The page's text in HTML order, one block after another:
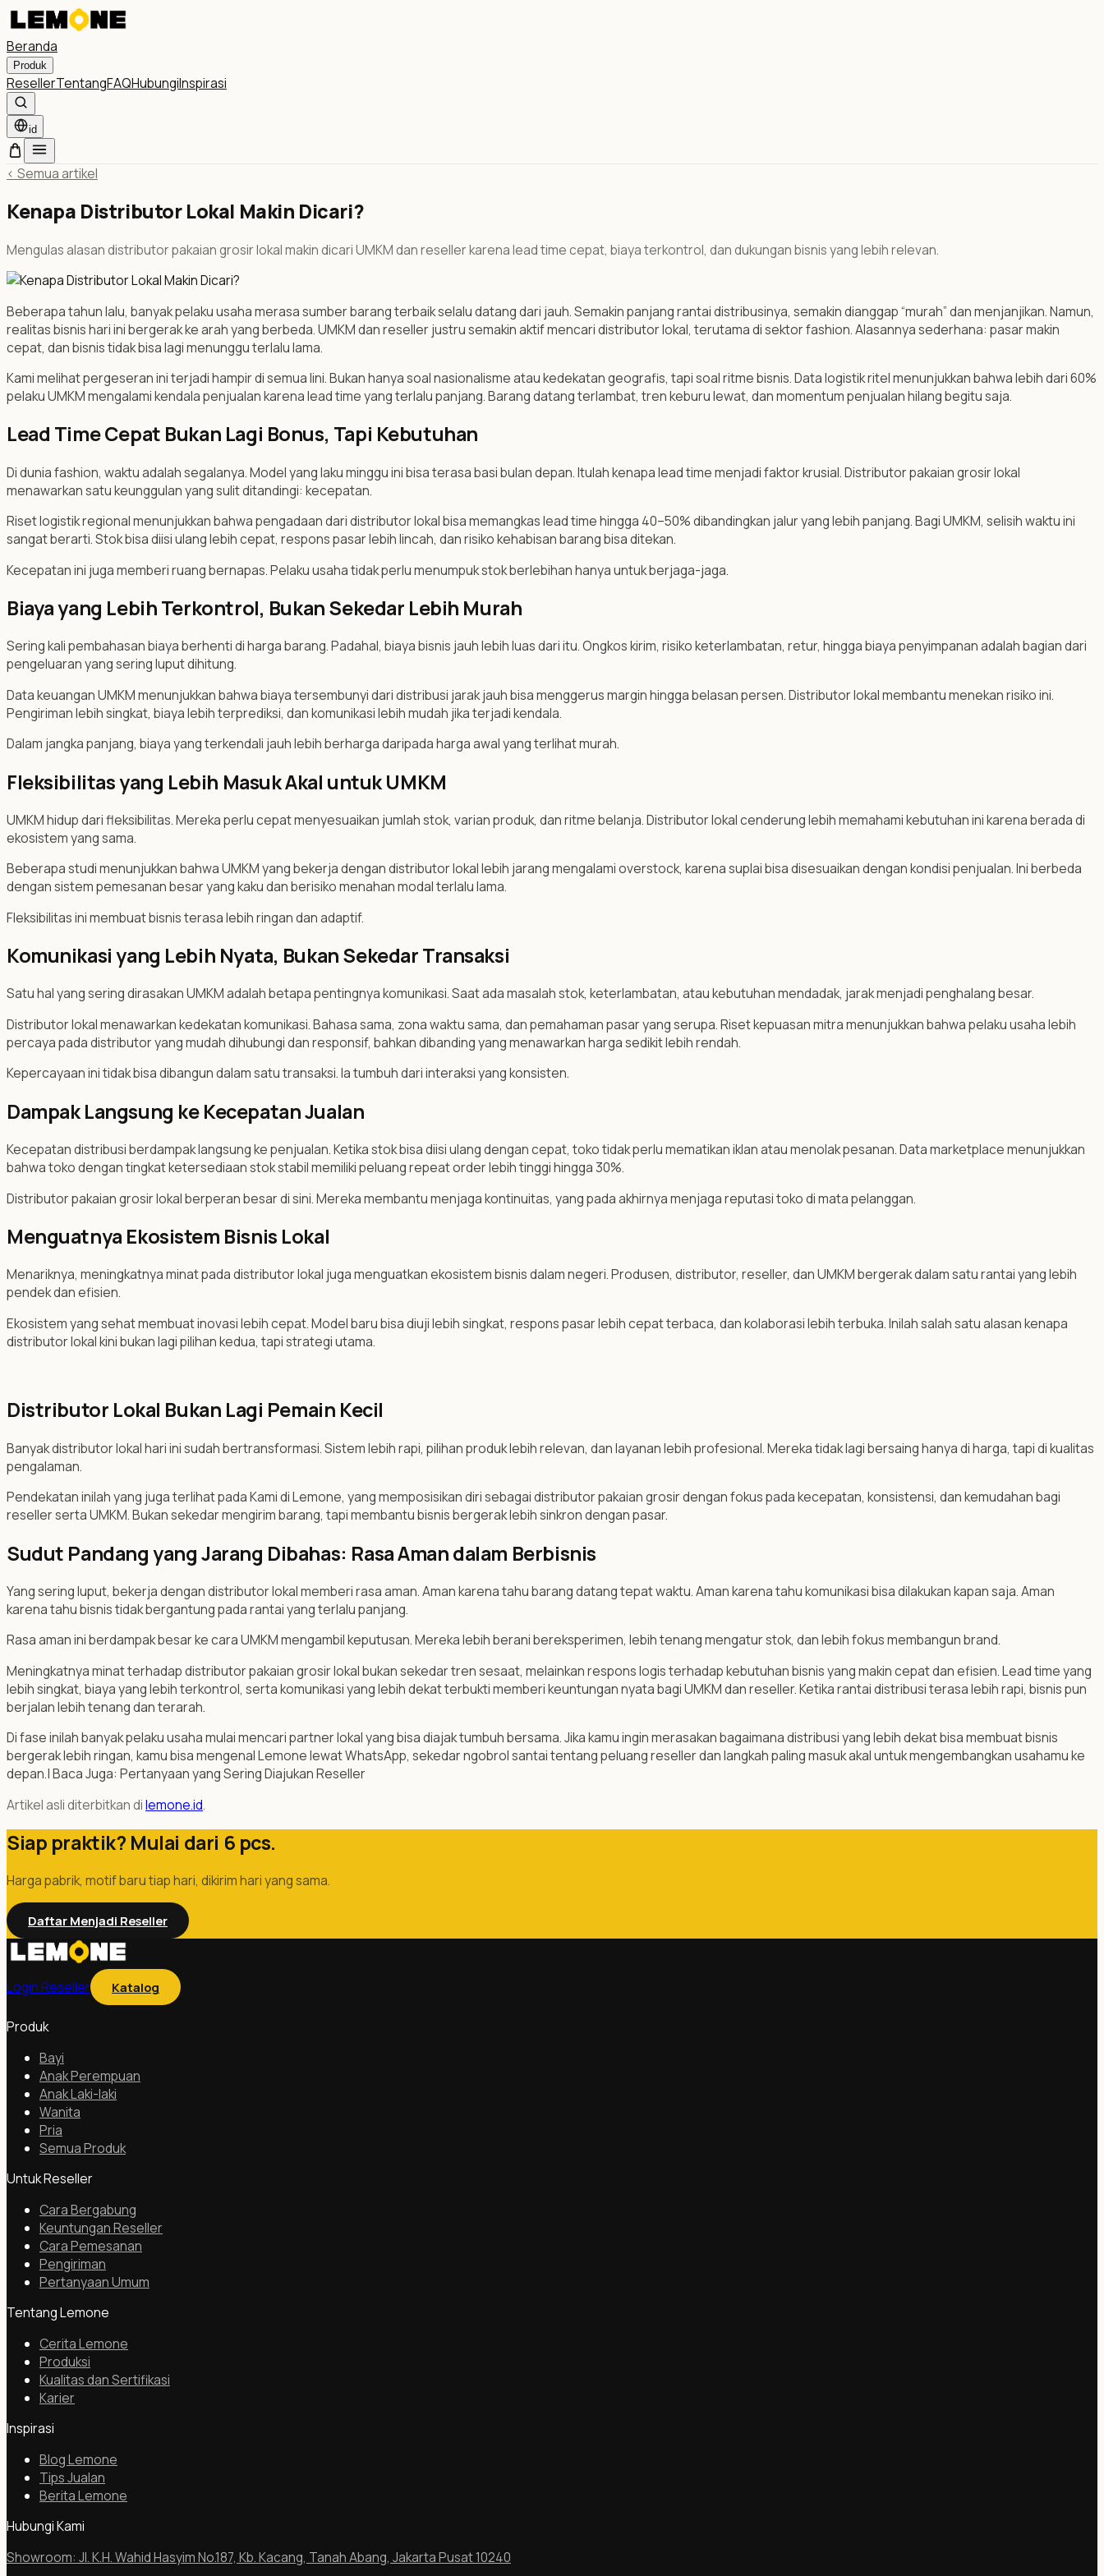
Beranda
Produk
ResellerTentangFAQHubungiInspirasi
id
< Semua artikel
Kenapa Distributor Lokal Makin Dicari?
Mengulas alasan distributor pakaian grosir lokal makin dicari UMKM dan reseller karena lead time cepat, biaya terkontrol, dan dukungan bisnis yang lebih relevan.
Beberapa tahun lalu, banyak pelaku usaha merasa sumber barang terbaik selalu datang dari jauh. Semakin panjang rantai distribusinya, semakin dianggap “murah” dan menjanjikan. Namun,
realitas bisnis hari ini bergerak ke arah yang berbeda. UMKM dan reseller justru semakin aktif mencari distributor lokal, terutama di sektor fashion. Alasannya sederhana: pasar makin
cepat, dan bisnis tidak bisa lagi menunggu terlalu lama.
Kami melihat pergeseran ini terjadi hampir di semua lini. Bukan hanya soal nasionalisme atau kedekatan geografis, tapi soal ritme bisnis. Data logistik ritel menunjukkan bahwa lebih dari 60%
pelaku UMKM mengalami kendala penjualan karena lead time yang terlalu panjang. Barang datang terlambat, tren keburu lewat, dan momentum penjualan hilang begitu saja.
Lead Time Cepat Bukan Lagi Bonus, Tapi Kebutuhan
Di dunia fashion, waktu adalah segalanya. Model yang laku minggu ini bisa terasa basi bulan depan. Itulah kenapa lead time menjadi faktor krusial. Distributor pakaian grosir lokal
menawarkan satu keunggulan yang sulit ditandingi: kecepatan.
Riset logistik regional menunjukkan bahwa pengadaan dari distributor lokal bisa memangkas lead time hingga 40–50% dibandingkan jalur yang lebih panjang. Bagi UMKM, selisih waktu ini
sangat berarti. Stok bisa diisi ulang lebih cepat, respons pasar lebih lincah, dan risiko kehabisan barang bisa ditekan.
Kecepatan ini juga memberi ruang bernapas. Pelaku usaha tidak perlu menumpuk stok berlebihan hanya untuk berjaga-jaga.
Biaya yang Lebih Terkontrol, Bukan Sekedar Lebih Murah
Sering kali pembahasan biaya berhenti di harga barang. Padahal, biaya bisnis jauh lebih luas dari itu. Ongkos kirim, risiko keterlambatan, retur, hingga biaya penyimpanan adalah bagian dari
pengeluaran yang sering luput dihitung.
Data keuangan UMKM menunjukkan bahwa biaya tersembunyi dari distribusi jarak jauh bisa menggerus margin hingga belasan persen. Distributor lokal membantu menekan risiko ini.
Pengiriman lebih singkat, biaya lebih terprediksi, dan komunikasi lebih mudah jika terjadi kendala.
Dalam jangka panjang, biaya yang terkendali jauh lebih berharga daripada harga awal yang terlihat murah.
Fleksibilitas yang Lebih Masuk Akal untuk UMKM
UMKM hidup dari fleksibilitas. Mereka perlu cepat menyesuaikan jumlah stok, varian produk, dan ritme belanja. Distributor lokal cenderung lebih memahami kebutuhan ini karena berada di
ekosistem yang sama.
Beberapa studi menunjukkan bahwa UMKM yang bekerja dengan distributor lokal lebih jarang mengalami overstock, karena suplai bisa disesuaikan dengan kondisi penjualan. Ini berbeda
dengan sistem pemesanan besar yang kaku dan berisiko menahan modal terlalu lama.
Fleksibilitas ini membuat bisnis terasa lebih ringan dan adaptif.
Komunikasi yang Lebih Nyata, Bukan Sekedar Transaksi
Satu hal yang sering dirasakan UMKM adalah betapa pentingnya komunikasi. Saat ada masalah stok, keterlambatan, atau kebutuhan mendadak, jarak menjadi penghalang besar.
Distributor lokal menawarkan kedekatan komunikasi. Bahasa sama, zona waktu sama, dan pemahaman pasar yang serupa. Riset kepuasan mitra menunjukkan bahwa pelaku usaha lebih
percaya pada distributor yang mudah dihubungi dan responsif, bahkan dibanding yang menawarkan harga sedikit lebih rendah.
Kepercayaan ini tidak bisa dibangun dalam satu transaksi. Ia tumbuh dari interaksi yang konsisten.
Dampak Langsung ke Kecepatan Jualan
Kecepatan distribusi berdampak langsung ke penjualan. Ketika stok bisa diisi ulang dengan cepat, toko tidak perlu mematikan iklan atau menolak pesanan. Data marketplace menunjukkan
bahwa toko dengan tingkat ketersediaan stok stabil memiliki peluang repeat order lebih tinggi hingga 30%.
Distributor pakaian grosir lokal berperan besar di sini. Mereka membantu menjaga kontinuitas, yang pada akhirnya menjaga reputasi toko di mata pelanggan.
Menguatnya Ekosistem Bisnis Lokal
Menariknya, meningkatnya minat pada distributor lokal juga menguatkan ekosistem bisnis dalam negeri. Produsen, distributor, reseller, dan UMKM bergerak dalam satu rantai yang lebih
pendek dan efisien.
Ekosistem yang sehat membuat inovasi lebih cepat. Model baru bisa diuji lebih singkat, respons pasar lebih cepat terbaca, dan kolaborasi lebih terbuka. Inilah salah satu alasan kenapa
distributor lokal kini bukan lagi pilihan kedua, tapi strategi utama.
Distributor Lokal Bukan Lagi Pemain Kecil
Banyak distributor lokal hari ini sudah bertransformasi. Sistem lebih rapi, pilihan produk lebih relevan, dan layanan lebih profesional. Mereka tidak lagi bersaing hanya di harga, tapi di kualitas
pengalaman.
Pendekatan inilah yang juga terlihat pada Kami di Lemone, yang memposisikan diri sebagai distributor pakaian grosir dengan fokus pada kecepatan, konsistensi, dan kemudahan bagi
reseller serta UMKM. Bukan sekedar mengirim barang, tapi membantu bisnis bergerak lebih sinkron dengan pasar.
Sudut Pandang yang Jarang Dibahas: Rasa Aman dalam Berbisnis
Yang sering luput, bekerja dengan distributor lokal memberi rasa aman. Aman karena tahu barang datang tepat waktu. Aman karena tahu komunikasi bisa dilakukan kapan saja. Aman
karena tahu bisnis tidak bergantung pada rantai yang terlalu panjang.
Rasa aman ini berdampak besar ke cara UMKM mengambil keputusan. Mereka lebih berani bereksperimen, lebih tenang mengatur stok, dan lebih fokus membangun brand.
Meningkatnya minat terhadap distributor pakaian grosir lokal bukan sekedar tren sesaat, melainkan respons logis terhadap kebutuhan bisnis yang makin cepat dan efisien. Lead time yang
lebih singkat, biaya yang lebih terkontrol, serta komunikasi yang lebih dekat terbukti memberi keuntungan nyata bagi UMKM dan reseller. Ketika rantai distribusi terasa lebih rapi, bisnis pun
berjalan lebih tenang dan terarah.
Di fase inilah banyak pelaku usaha mulai mencari partner lokal yang bisa diajak tumbuh bersama. Jika kamu ingin merasakan bagaimana distribusi yang lebih dekat bisa membuat bisnis
bergerak lebih ringan, kamu bisa mengenal Lemone lewat WhatsApp, sekedar ngobrol santai tentang peluang reseller dan langkah paling masuk akal untuk mengembangkan usahamu ke
depan.| Baca Juga: Pertanyaan yang Sering Diajukan Reseller
Artikel asli diterbitkan dilemone.id.
Siap praktik? Mulai dari 6 pcs.
Harga pabrik, motif baru tiap hari, dikirim hari yang sama.
Daftar Menjadi Reseller
Login Reseller Katalog
Produk
Bayi
Anak Perempuan
Anak Laki-laki
Wanita
Pria
Semua Produk
Untuk Reseller
Cara Bergabung
Keuntungan Reseller
Cara Pemesanan
Pengiriman
Pertanyaan Umum
Tentang Lemone
Cerita Lemone
Produksi
Kualitas dan Sertifikasi
Karier
Inspirasi
Blog Lemone
Tips Jualan
Berita Lemone
Hubungi Kami
Showroom: Jl. K.H. Wahid Hasyim No.187, Kb. Kacang, Tanah Abang, Jakarta Pusat 10240